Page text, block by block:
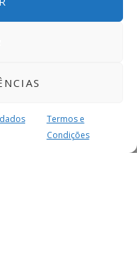
Termos e
Condições